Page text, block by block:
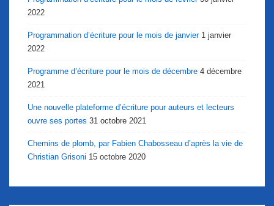
2022
Programmation d’écriture pour le mois de janvier 1 janvier
2022
Programme d’écriture pour le mois de décembre 4 décembre
2021
Une nouvelle plateforme d’écriture pour auteurs et lecteurs
ouvre ses portes 31 octobre 2021
Chemins de plomb, par Fabien Chabosseau d’après la vie de
Christian Grisoni 15 octobre 2020